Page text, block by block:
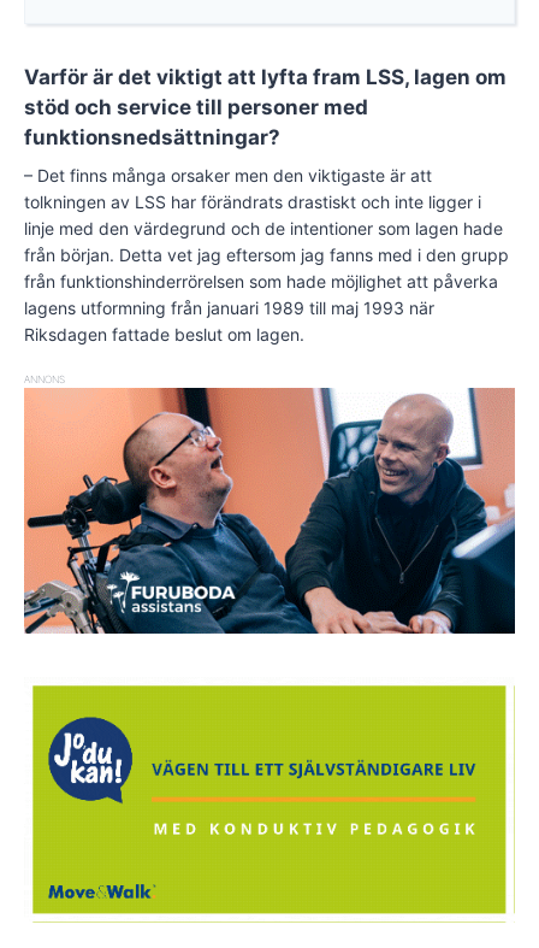
Varför är det viktigt att lyfta fram LSS, lagen om
stöd och service till personer med
funktionsnedsättningar?
– Det finns många orsaker men den viktigaste är att
tolkningen av LSS har förändrats drastiskt och inte ligger i
linje med den värdegrund och de intentioner som lagen hade
från början. Detta vet jag eftersom jag fanns med i den grupp
från funktionshinderrörelsen som hade möjlighet att påverka
lagens utformning från januari 1989 till maj 1993 när
Riksdagen fattade beslut om lagen.
ANNONS